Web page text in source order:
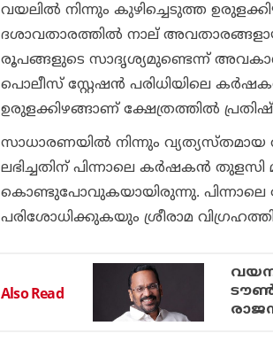
വയലില്‍ നിന്നും കുഴിച്ചെടുത്ത
ദശാവതാരത്തില്‍ നാല് അവതാരങ്ങളായ
രൂപങ്ങളുടെ സാദൃശ്യമുണ്ടെന്ന്
പൊലീസ് സ്റ്റേഷന്‍ പരിധിയിലെ
ഉരുളക്കിഴങ്ങാണ് ക്ഷേത്രത്തില്‍
സാധാരണയില്‍ നിന്നും
ലഭിച്ചതിന് പിന്നാലെ കര്‍ഷകന്‍ തുളസി
കൊണ്ടുപോവുകയായിരുന്നു. പിന്നാലെ
പരിശോധിക്കുകയും ശ്രീരാമ
Also Read